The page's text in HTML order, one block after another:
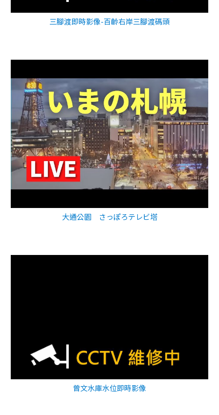
三腳渡即時影像-百齡右岸三腳渡碼頭
大通公園 さっぽろテレビ塔
曾文水庫水位即時影像